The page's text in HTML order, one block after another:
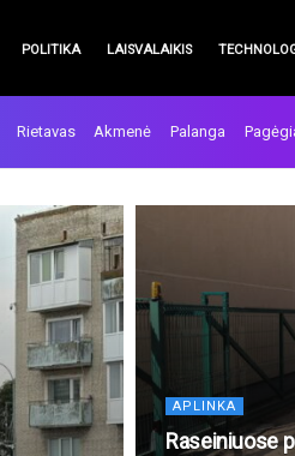
POLITIKA LAISVALAIKIS
Rietavas Akmenė Palanga
APLINKA
Raseiniuose